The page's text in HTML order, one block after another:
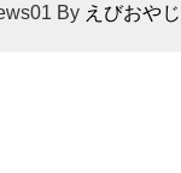
By えびおやじ